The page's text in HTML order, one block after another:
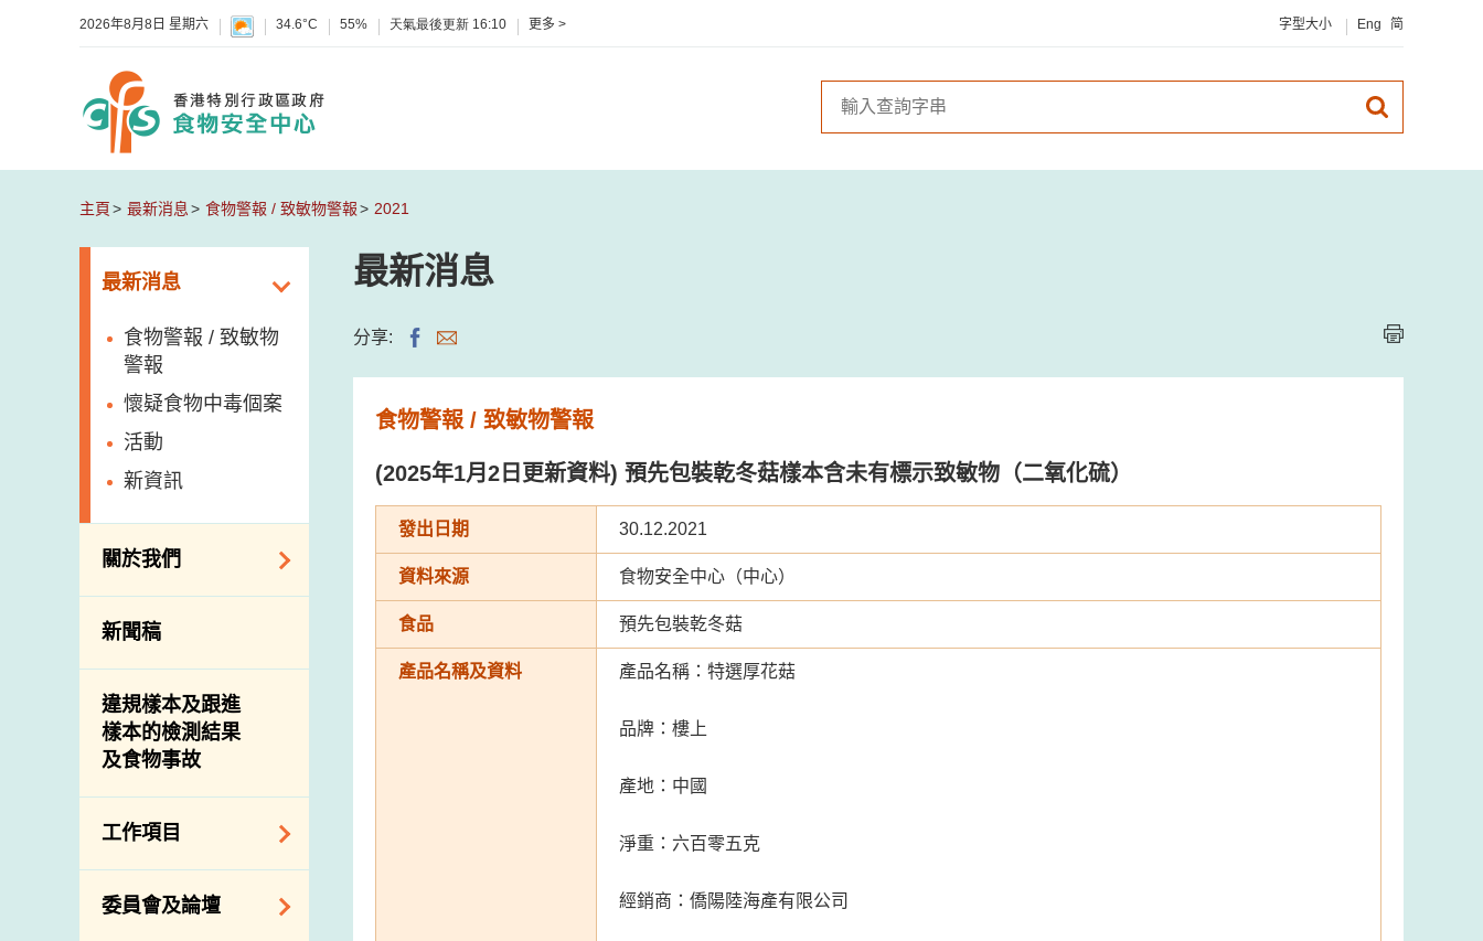
2026年8月8日 星期六 34.6°C 55% 天氣最後更新 16:10 更多 > 字型大小 Eng 简
主頁 最新消息 食物警報 / 致敏物警報 2021
最新消息
食物警報 / 致敏物
警報
懷疑食物中毒個案
活動
新資訊
關於我們
組織結構
介紹短片
新聞稿
違規樣本及跟進
樣本的檢測結果
及食物事故
工作項目
降低膳食中的鈉和
糖
委員會及論壇
最新消息
分享:
食物警報 / 致敏物警報
(2025年1月2日更新資料) 預先包裝乾冬菇樣本含未有標示致敏物（二氧化硫）
發出日期 30.12.2021
資料來源 食物安全中心（中心）
食品 預先包裝乾冬菇
產品名稱及資料 產品名稱：特選厚花菇
品牌：樓上
產地：中國
淨重：六百零五克
經銷商：僑陽陸海產有限公司